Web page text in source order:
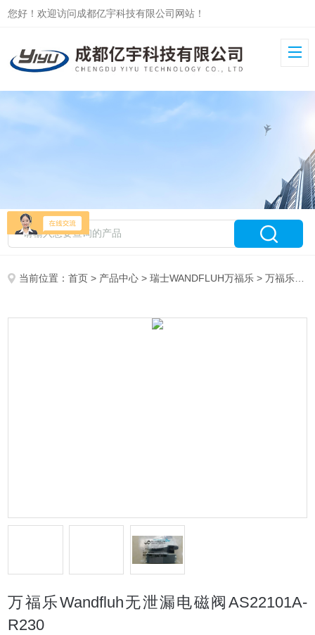
您好！欢迎访问成都亿宇科技有限公司网站！
当前位置：首页 > 产品中心 >瑞士WANDFLUH万福乐 >万福乐电磁阀
万福乐Wandfluh无泄漏电磁阀AS22101A-
R230